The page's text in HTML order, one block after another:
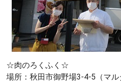
☆肉のろくふく☆
場所：秋田市御野場3-4-5（マル